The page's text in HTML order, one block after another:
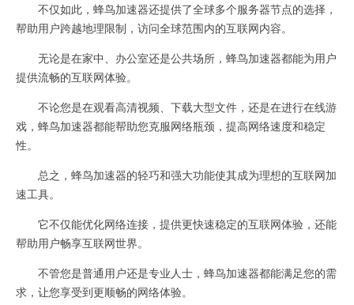
不仅如此，蜂鸟加速器还提供了全球多个服务器节点的选择，
帮助用户跨越地理限制，访问全球范围内的互联网内容。
无论是在家中、办公室还是公共场所，蜂鸟加速器都能为用户
提供流畅的互联网体验。
不论您是在观看高清视频、下载大型文件，还是在进行在线游
戏，蜂鸟加速器都能帮助您克服网络瓶颈，提高网络速度和稳定
性。
总之，蜂鸟加速器的轻巧和强大功能使其成为理想的互联网加
速工具。
它不仅能优化网络连接，提供更快速稳定的互联网体验，还能
帮助用户畅享互联网世界。
不管您是普通用户还是专业人士，蜂鸟加速器都能满足您的需
求，让您享受到更顺畅的网络体验。